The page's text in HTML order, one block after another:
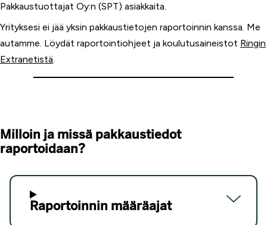
Pakkaustuottajat Oy:n (SPT) asiakkaita.
Yrityksesi ei jää yksin pakkaustietojen raportoinnin kanssa. Me
autamme. Löydät raportointiohjeet ja koulutusaineistot Ringin
Extranetistä.
Milloin ja missä pakkaustiedot
raportoidaan?
Raportoinnin määräajat